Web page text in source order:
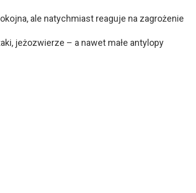
ale natychmiast reaguje na zagrożenie
jeżozwierze – a nawet małe antylopy